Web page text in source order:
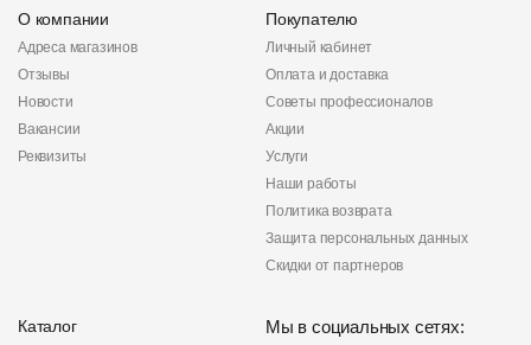
О компании
Адреса магазинов
Отзывы
Новости
Вакансии
Реквизиты
Покупателю
Личный кабинет
Оплата и доставка
Советы профессионалов
Акции
Услуги
Наши работы
Политика возврата
Защита персональных данных
Скидки от партнеров
Каталог Мы в социальных сетях: